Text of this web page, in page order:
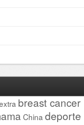
breast cancer
China deporte